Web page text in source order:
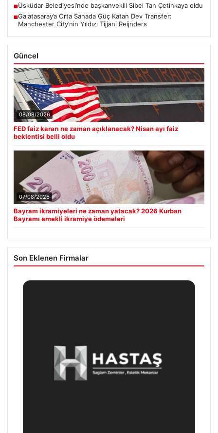
■Üsküdar Belediyesi’nde başkanvekili Sibel Tan Çetinkaya oldu
■Galatasaray’a Orta Sahada Güç Katan Dev Transfer:
Manchester City’nin Yıldızı Tijjani Reijnders
Güncel
08/08/2026
FED faiz kararı ne zaman açıklanacak? Nisan ayı faiz
beklentisi belli oldu
07/08/2026
Bayram ikramiyeleri ne zaman yatacak? 2026 Kurban
Bayramı emekli ikramiye ödemeleri
Son Eklenen Firmalar